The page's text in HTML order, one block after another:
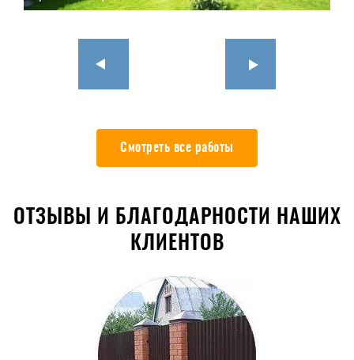
Смотреть все работы
ОТЗЫВЫ И БЛАГОДАРНОСТИ НАШИХ
КЛИЕНТОВ